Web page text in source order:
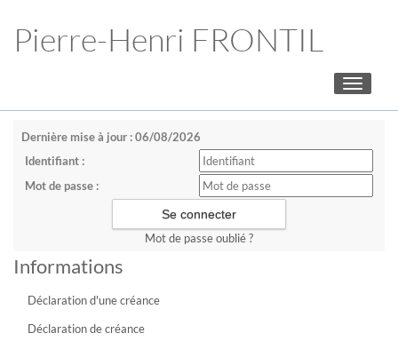
Pierre-Henri FRONTIL
Toggle
Dernière mise à jour : 06/08/2026
Identifiant :
Mot de passe :
Mot de passe oublié ?
Informations
Déclaration d'une créance
Déclaration de créance